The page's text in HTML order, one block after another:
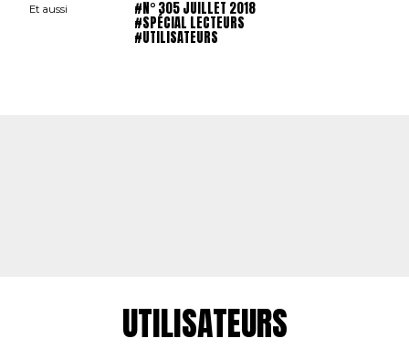
Et aussi #N° 305 JUILLET 2018
#SPÉCIAL LECTEURS
#UTILISATEURS
UTILISATEURS